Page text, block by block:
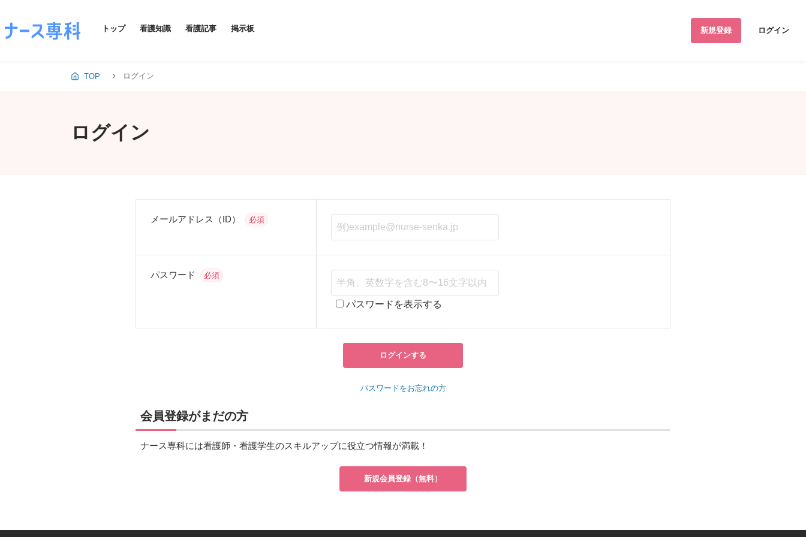
トップ 看護知識 看護記事 掲示板 新規登録 ログイン
TOP ログイン
ログイン
メールアドレス（ID） 必須
パスワード 必須
パスワードを表示する
ログインする
パスワードをお忘れの方
会員登録がまだの方
ナース専科には看護師・看護学生のスキルアップに役立つ情報が満載！
新規会員登録（無料）